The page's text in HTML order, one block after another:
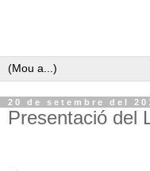
20 de setembre del
Presentació del